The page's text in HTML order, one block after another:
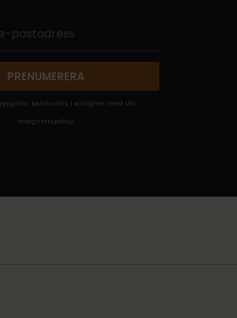
PRENUMERERA
behandlas i enlighet med vår
integritetspolicy.